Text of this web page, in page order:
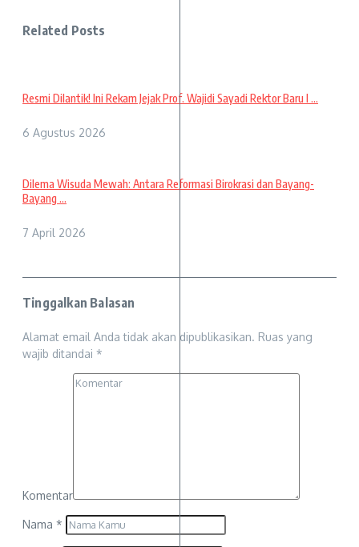
Related Posts
Resmi Dilantik! Ini Rekam Jejak Prof. Wajidi Sayadi Rektor Baru I ...
6 Agustus 2026
Dilema Wisuda Mewah: Antara Reformasi Birokrasi dan Bayang-
Bayang ...
7 April 2026
Tinggalkan Balasan
Alamat email Anda tidak akan dipublikasikan. Ruas yang
wajib ditandai *
Komentar
Nama *